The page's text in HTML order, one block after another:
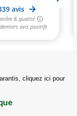
cliquez ici pour